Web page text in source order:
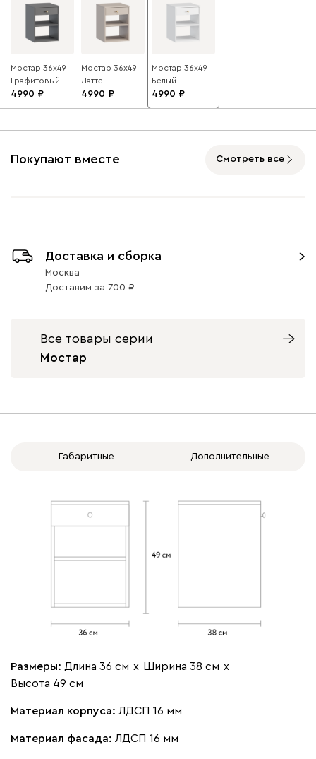
Мостар 36x49
Графитовый
4990
Мостар 36x49
Латте
4990
Мостар 36x49
Белый
4990
Покупают вместе Смотреть все
Доставка и сборка
Москва
Доставим за 700
Все товары серии
Мостар
Габаритные Дополнительные
Размеры: Длина 36 см х Ширина 38 см х
Высота 49 см
Материал корпуса: ЛДСП 16 мм
Материал фасада: ЛДСП 16 мм